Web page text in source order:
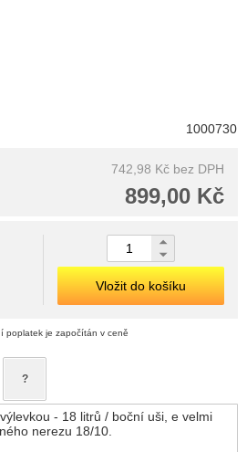
1000730
742,98 Kč bez DPH
899,00 Kč
Vložit do košíku
poplatek je započítán v ceně
?
- 18 litrů / boční uši, e velmi
nerezu 18/10.